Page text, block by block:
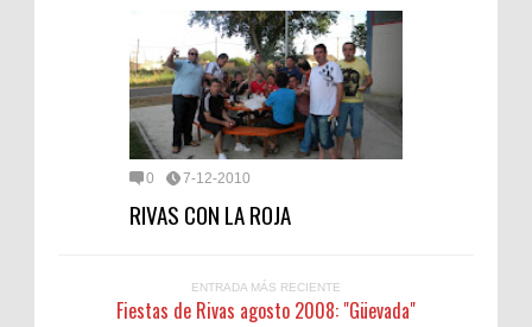
0 7-12-2010
RIVAS CON LA ROJA
ENTRADA MÁS RECIENTE
Fiestas de Rivas agosto 2008: "Güevada"